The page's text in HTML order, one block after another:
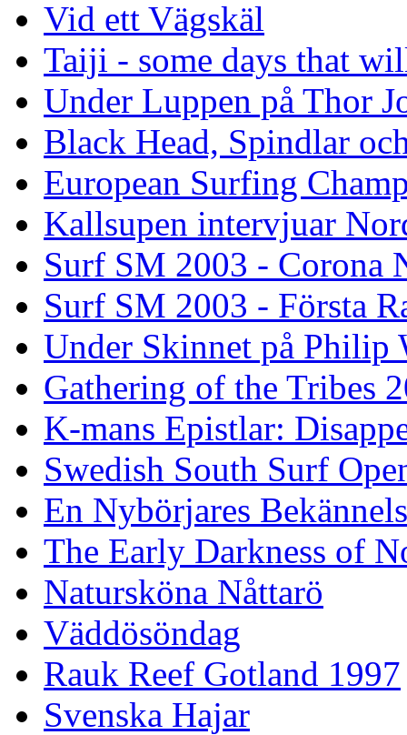
Vid ett Vägskäl
Taiji - some days that
Under Luppen på Thor
Black Head, Spindlar
European Surfing
Kallsupen intervjuar
Surf SM 2003 - Corona
Surf SM 2003 - Första
Under Skinnet på Philip
Gathering of the Tribes
K-mans Epistlar:
Swedish South Surf
En Nybörjares
The Early Darkness of
Natursköna Nåttarö
Väddösöndag
Rauk Reef Gotland 1997
Svenska Hajar